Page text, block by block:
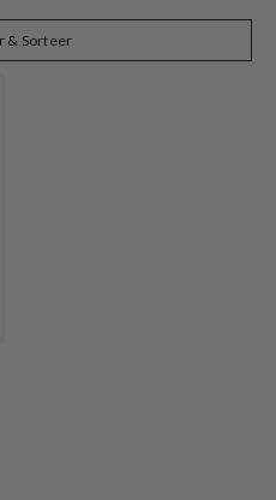
& Sorteer